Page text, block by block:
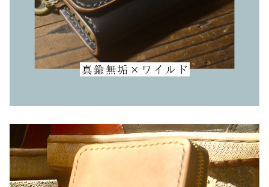
受注生産時、選択可能品
レザーロングウォレット
レザースモールウォレット
レザーキーケース